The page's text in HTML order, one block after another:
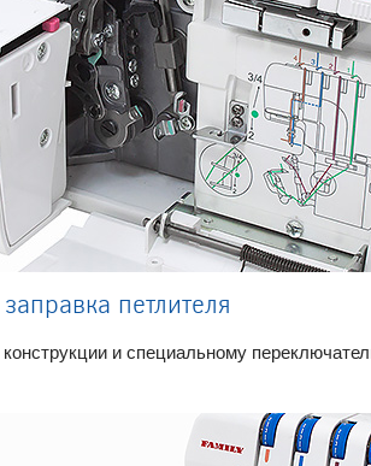
петлителя
и специальному